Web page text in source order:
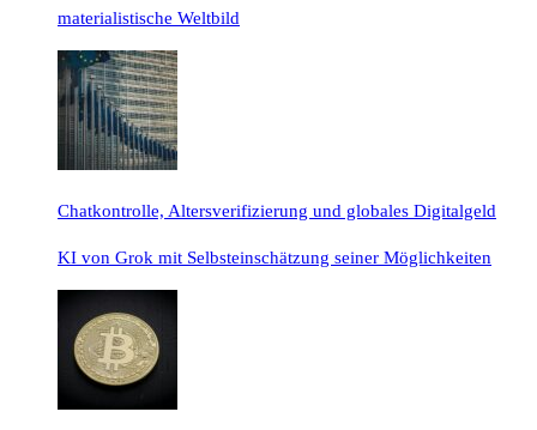
materialistische Weltbild
Chatkontrolle, Altersverifizierung und globales Digitalgeld
KI von Grok mit Selbsteinschätzung seiner Möglichkeiten